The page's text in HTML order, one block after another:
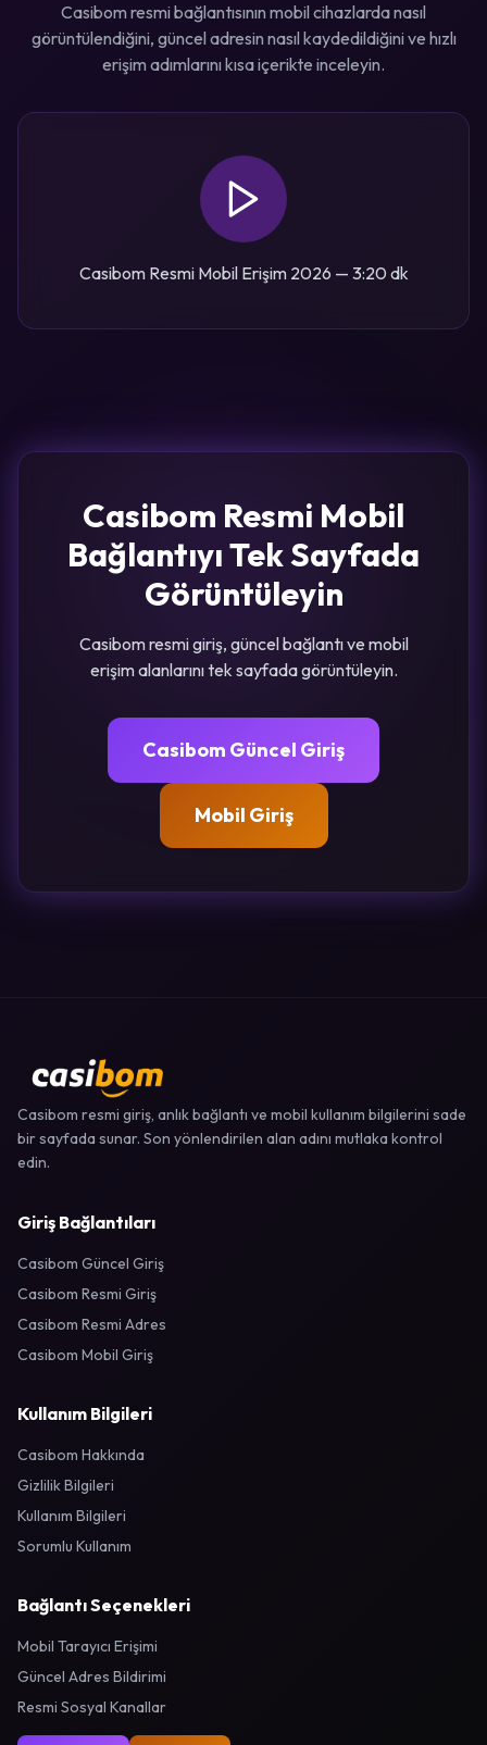
Casibom resmi bağlantısının mobil cihazlarda nasıl
görüntülendiğini, güncel adresin nasıl kaydedildiğini ve hızlı
erişim adımlarını kısa içerikte inceleyin.
Casibom Resmi Mobil Erişim 2026 — 3:20 dk
Casibom Resmi Mobil
Bağlantıyı Tek Sayfada
Görüntüleyin
Casibom resmi giriş, güncel bağlantı ve mobil
erişim alanlarını tek sayfada görüntüleyin.
Casibom Güncel Giriş
Mobil Giriş
Casibom resmi giriş, anlık bağlantı ve mobil kullanım bilgilerini sade
bir sayfada sunar. Son yönlendirilen alan adını mutlaka kontrol
edin.
Giriş Bağlantıları
Casibom Güncel Giriş
Casibom Resmi Giriş
Casibom Resmi Adres
Casibom Mobil Giriş
Kullanım Bilgileri
Casibom Hakkında
Gizlilik Bilgileri
Kullanım Bilgileri
Sorumlu Kullanım
Bağlantı Seçenekleri
Mobil Tarayıcı Erişimi
Güncel Adres Bildirimi
Resmi Sosyal Kanallar